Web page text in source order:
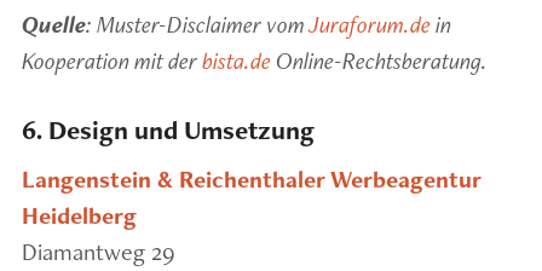
Quelle: Muster-Disclaimer vomJuraforum.dein
Kooperation mit derbista.deOnline-Rechtsberatung.
6. Design und Umsetzung
Langenstein & Reichenthaler Werbeagentur
Heidelberg
Diamantweg 29